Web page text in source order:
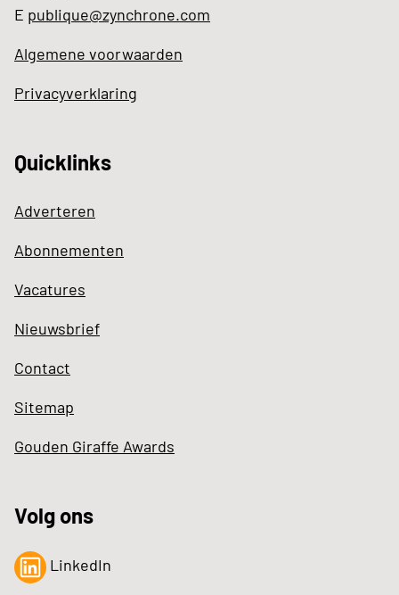
E publique@zynchrone.com
Algemene voorwaarden
Privacyverklaring
Quicklinks
Adverteren
Abonnementen
Vacatures
Nieuwsbrief
Contact
Sitemap
Gouden Giraffe Awards
Volg ons
LinkedIn